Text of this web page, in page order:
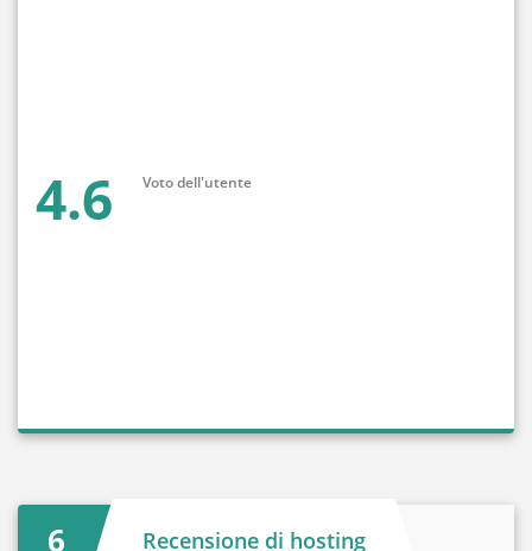
4.6 Voto dell'utente
6 Recensione di hosting